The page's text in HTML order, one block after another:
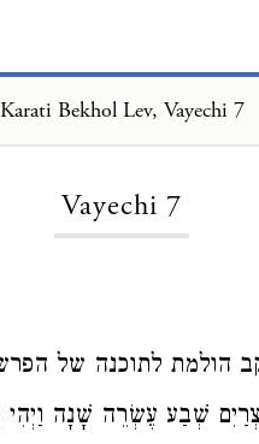
Karati Bekhol Lev, Vayechi 7
Vayechi 7
הולמת לתוכנה של
שְׁבַע עֶשְׂרֵה שָׁנָה וַיְהִי